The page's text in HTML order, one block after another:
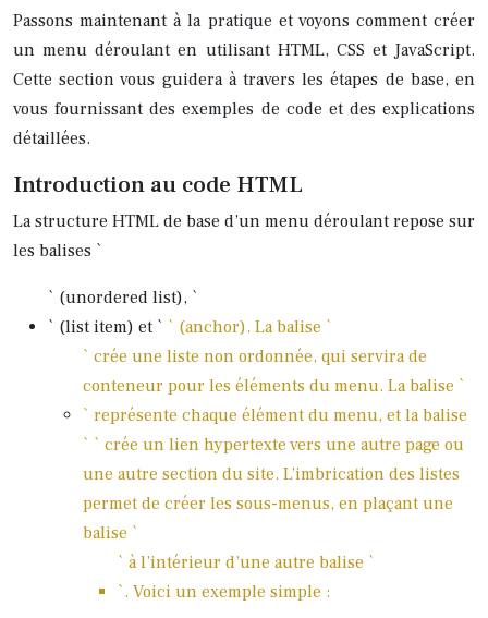
Passons maintenant à la pratique et voyons comment créer
un menu déroulant en utilisant HTML, CSS et JavaScript.
Cette section vous guidera à travers les étapes de base, en
vous fournissant des exemples de code et des explications
détaillées.
Introduction au code HTML
La structure HTML de base d’un menu déroulant repose sur
les balises `
` (unordered list), `
` (list item) et ` ` (anchor). La balise `
` crée une liste non ordonnée, qui servira de
conteneur pour les éléments du menu. La balise `
` représente chaque élément du menu, et la balise
` ` crée un lien hypertexte vers une autre page ou
une autre section du site. L’imbrication des listes
permet de créer les sous-menus, en plaçant une
balise `
` à l’intérieur d’une autre balise `
`. Voici un exemple simple :